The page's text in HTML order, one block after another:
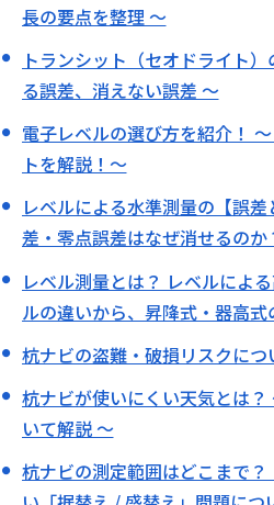
長の要点を整理 〜
トランシット（セオドライト
る誤差、消えない誤差 〜
電子レベルの選び方を紹介！
トを解説！〜
レベルによる水準測量の【誤
差・零点誤差はなぜ消せるのか
レベル測量とは？ レベルによ
ルの違いから、昇降式・器高
杭ナビの盗難・破損リスクに
杭ナビが使いにくい天気とは
いて解説 〜
杭ナビの測定範囲はどこまで